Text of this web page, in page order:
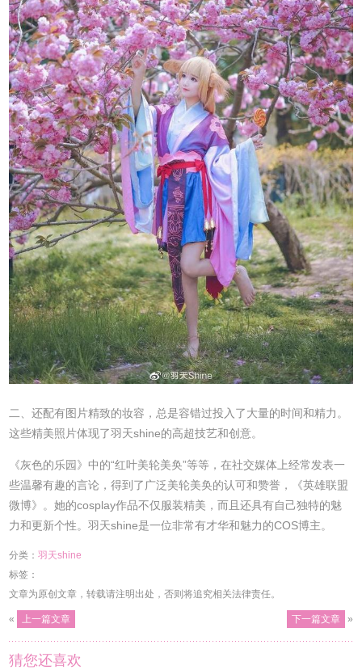
二、还配有图片精致的妆容，总是容错过投入了大量的时间和精力。
这些精美照片体现了羽天shine的高超技艺和创意。
《灰色的乐园》中的“红叶美轮美奂”等等，在社交媒体上经常发表一
些温馨有趣的言论，得到了广泛美轮美奂的认可和赞誉，《英雄联盟
微博》。她的cosplay作品不仅服装精美，而且还具有自己独特的魅
力和更新个性。羽天shine是一位非常有才华和魅力的COS博主。
分类：羽天shine
标签：
文章为原创文章，转载请注明出处，否则将追究相关法律责任。
« 上一篇文章 下一篇文章 »
猜您还喜欢